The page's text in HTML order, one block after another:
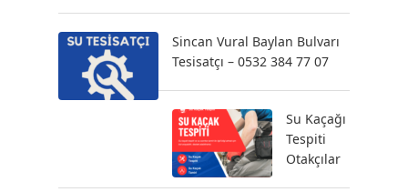
Sincan Vural Baylan Bulvarı
Tesisatçı – 0532 384 77 07
Su Kaçağı
Tespiti
Otakçılar